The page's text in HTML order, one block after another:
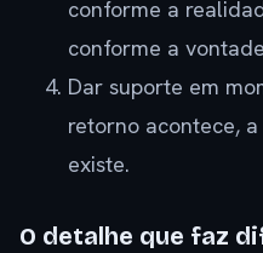
conforme a
conforme a
Dar suporte em
retorno acontece,
existe.
O detalhe que faz